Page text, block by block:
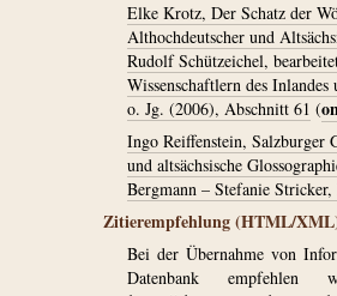
Elke Krotz, Der Schatz der
Althochdeutscher und
Rudolf Schützeichel,
Wissenschaftlern des
o. Jg. (2006), Abschnitt 61 (
Ingo Reiffenstein, Salzburger
und altsächsische
Bergmann – Stefanie
Zitierempfehlung (HTML/
Bei der Übernahme von
Datenbank